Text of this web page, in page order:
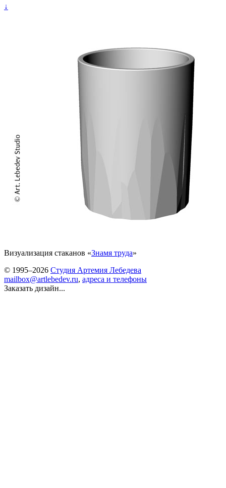
↓
Визуализация стаканов «Знамя труда»
© 1995–2026 Студия Артемия Лебедева
mailbox@artlebedev.ru, адреса и телефоны
Заказать дизайн...